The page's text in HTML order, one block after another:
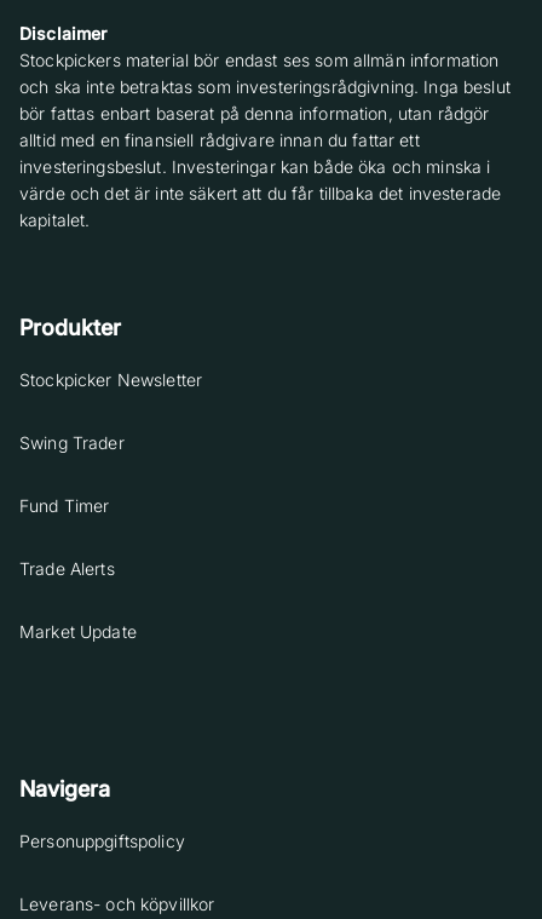
Disclaimer
Stockpickers material bör endast ses som allmän information
och ska inte betraktas som investeringsrådgivning. Inga beslut
bör fattas enbart baserat på denna information, utan rådgör
alltid med en finansiell rådgivare innan du fattar ett
investeringsbeslut. Investeringar kan både öka och minska i
värde och det är inte säkert att du får tillbaka det investerade
kapitalet.
Produkter
Stockpicker Newsletter
Swing Trader
Fund Timer
Trade Alerts
Market Update
Navigera
Personuppgiftspolicy
Leverans- och köpvillkor